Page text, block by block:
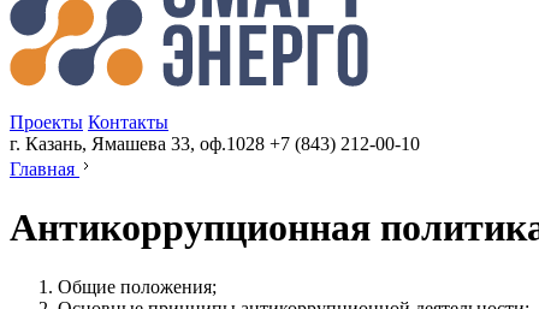
Проекты Контакты
г. Казань, Ямашева 33, оф.1028 +7 (843) 212-00-10
Главная
Антикоррупционная
Общие положения;